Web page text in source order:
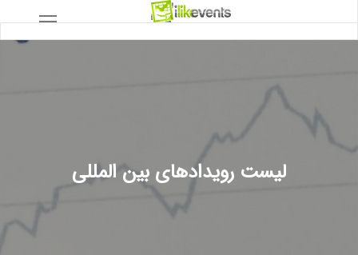
لیست رویدادهای بین المللی